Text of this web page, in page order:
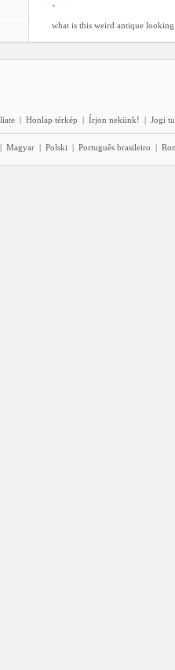
-
what is this weird antique
| Honlap térkép | Írjon nekünk! | Jogi
| Magyar | Polski | Português brasileiro |